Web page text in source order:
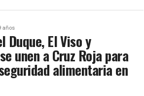
años
Duque, El Viso y
unen a Cruz Roja para
alimentaria en